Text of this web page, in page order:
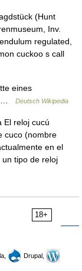
(Hunt
Inv.
regulated,
cuckoo s call
eines
…
Deutsch Wikipedia
reloj cucú
cuco (nombre
en el
un tipo de reloj
18+
Drupal,